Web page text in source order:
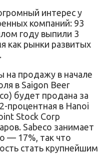
интерес у
компаний: 93
году выпили 3
как рынки развитых
на продажу в начале
в Saigon Beer
будет продана за
процентная в Hanoi
Stock Corp
Sabeco занимает
— 17%, так что
стать крупнейшим